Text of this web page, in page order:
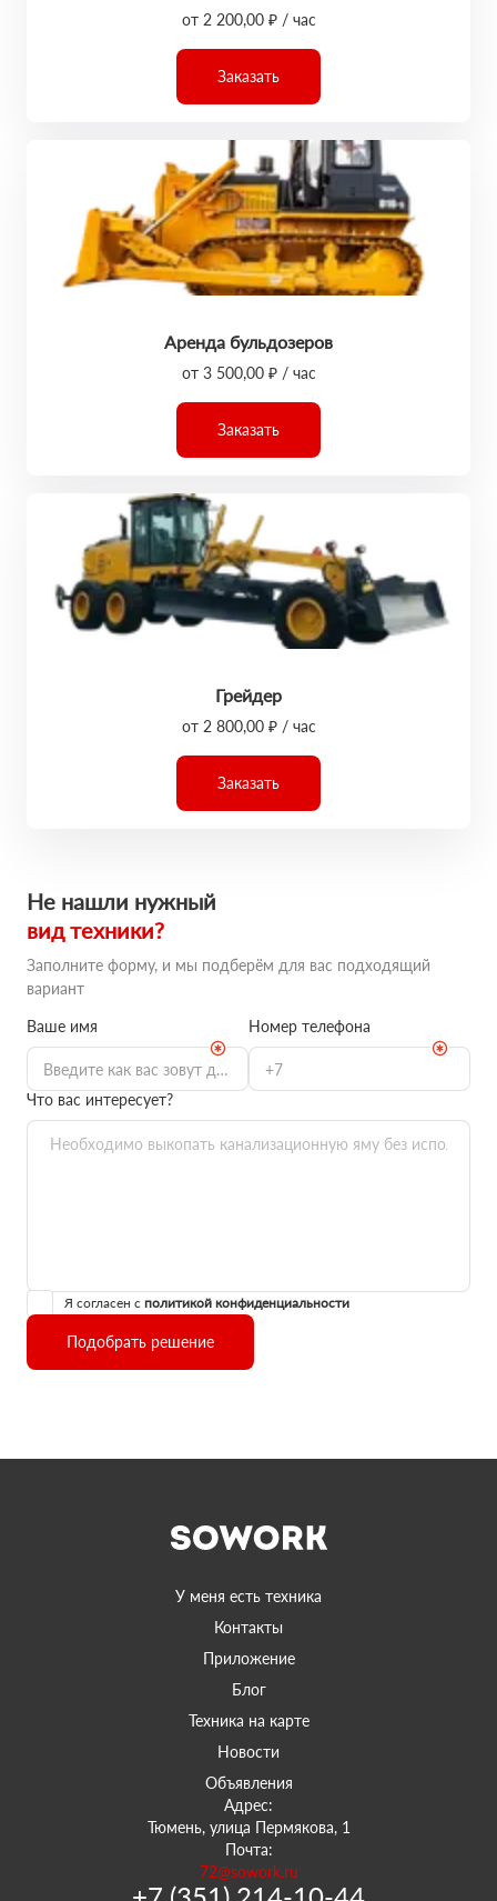
от 2 200,00 ₽ / час
Заказать
Аренда бульдозеров
от 3 500,00 ₽ / час
Заказать
Грейдер
от 2 800,00 ₽ / час
Заказать
Не нашли нужный
вид техники?
Заполните форму, и мы подберём для вас подходящий
вариант
Ваше имя
Номер телефона
Что вас интересует?
Я согласен с политикой конфиденциальности
Подобрать решение
У меня есть техника
Контакты
Приложение
Блог
Техника на карте
Новости
Объявления
Адрес:
Тюмень, улица Пермякова, 1
Почта:
72@sowork.ru